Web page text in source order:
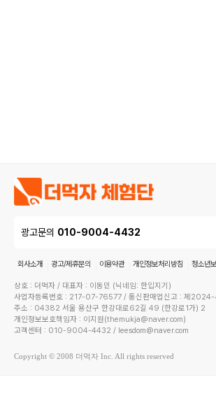
광고문의 010-9004-4432
회사소개 광고/제휴문의 이용약관 개인정보처리방침 청소년
상호 : 더먹자 / 대표자 : 이동민 (닉네임: 한입지기)
사업자등록번호 : 217-07-76577 / 통신판매업신고 : 제2024-
주소 : 04382 서울 용산구 한강대로62길 49 (한강로1가) 2
개인정보보호책임자 : 이지원(themukja@naver.com)
고객센터 : 010-9004-4432 / leesdom@naver.com
Copyright © 2008 더먹자 Inc. All rights reserved